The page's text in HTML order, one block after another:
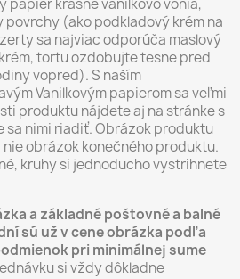
papier krásne vanilkovo vonia,
povrchy (ako podkladový krém na
sa najviac odporúča maslový
tortu ozdobujte tesne pred
vopred). S naším
Vanilkovým papierom sa veľmi
produktu nájdete aj na stránke s
sa nimi riadiť. Obrázok produktu
obrázok konečného produktu.
kruhy si jednoducho vystrihnete
a základné poštovné a balné
sú už v cene obrázka podľa
pri minimálnej sume
si vždy dôkladne